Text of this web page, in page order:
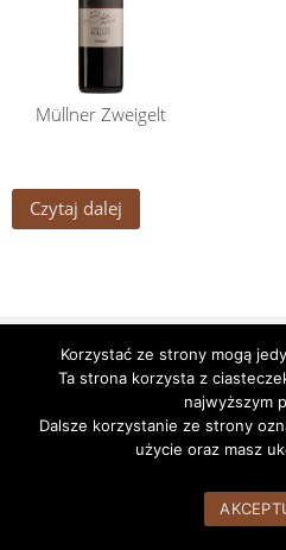
Müllner Zweigelt
Czytaj dalej
Godziny pracy Nasze
WordPress Theme:AccessPress
Korzystać ze strony mogą
Ta strona korzysta z
najwyższym
Dalsze korzystanie ze strony
użycie oraz masz